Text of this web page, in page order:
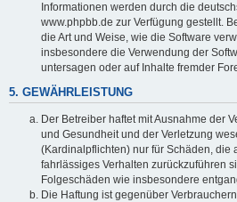
Informationen werden durch die
www.phpbb.de zur Verfügung gestellt.
die Art und Weise, wie die Software
insbesondere die Verwendung der
untersagen oder auf Inhalte fremder
5. GEWÄHRLEISTUNG
Der Betreiber haftet mit Ausnahme der
und Gesundheit und der Verletzung
(Kardinalpflichten) nur für Schäden, die
fahrlässiges Verhalten zurückzuführen
Folgeschäden wie insbesondere
Die Haftung ist gegenüber